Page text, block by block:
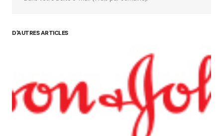
Your E-mail
Submit Comment
D'AUTRES ARTICLES